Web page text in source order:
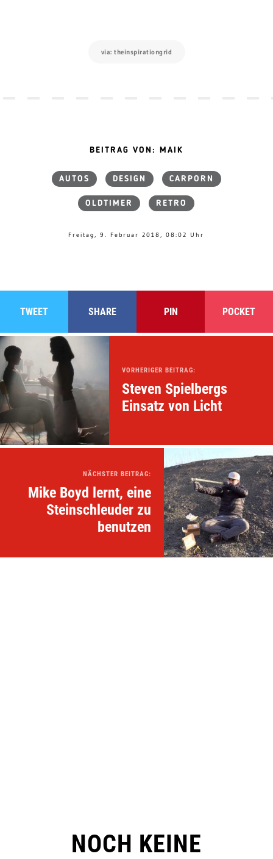
via: theinspirationgrid
BEITRAG VON: MAIK
AUTOS DESIGN CARPORN
OLDTIMER RETRO
Freitag, 9. Februar 2018, 08:02 Uhr
TWEET SHARE PIN POCKET
VORHERIGER BEITRAG:
Steven Spielbergs
Einsatz von Licht
NÄCHSTER BEITRAG:
Mike Boyd lernt, eine
Steinschleuder zu
benutzen
NOCH KEINE